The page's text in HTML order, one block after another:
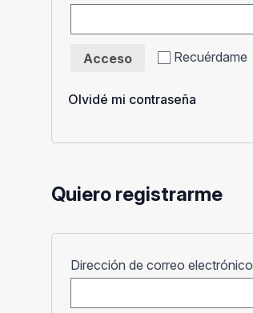
Recuérdame
Acceso
Olvidé mi contraseña
Quiero registrarme
Dirección de correo electrónico